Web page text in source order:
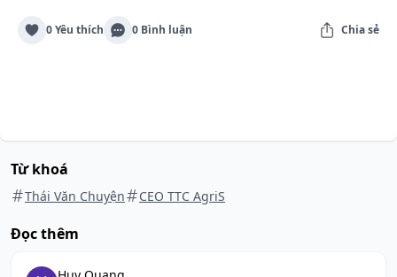
0 Yêu thích 0 Bình luận Chia sẻ
Từ khoá
Thái Văn Chuyện CEO TTC AgriS
Đọc thêm